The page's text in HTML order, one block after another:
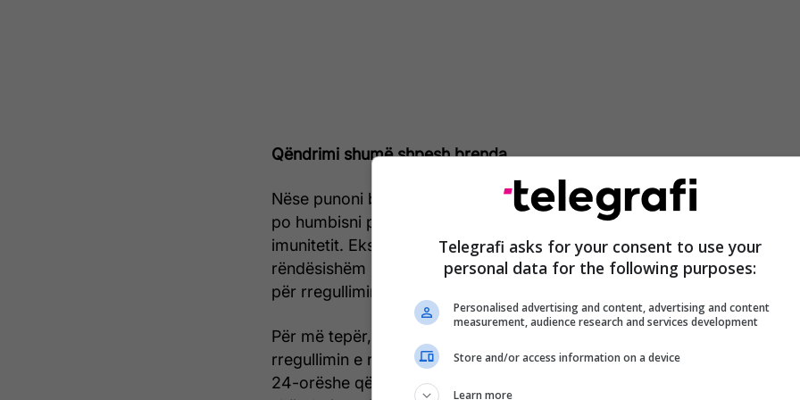
Qëndrimi shumë shpesh brenda
Nëse punoni brenda ose kaloni pjesën më të madhe të ditës brenda,
po humbisni përfitimet e ekspozimit ndaj dritës për forcimin e
imunitetit. Ekspozimi i përditshëm ndaj rrezeve të diellit është i
rëndësishëm për prodhimin e vitaminës D, e cila është thelbësore
për rregullimin e sistemit imunitar.
Për më tepër, ekspozimi i përditshëm ndaj dritës ndihmon në
rregullimin e ritmit cirkadian të trupit tuaj, orës suaj të brendshme
24-orëshe që rregullon ciklin tuaj gjumë-zgjim. Kjo mbështet
Telegrafi asks for your consent to use your
personal data for the following purposes:
Personalised advertising and content, advertising and content
measurement, audience research and services development
Store and/or access information on a device
Learn more